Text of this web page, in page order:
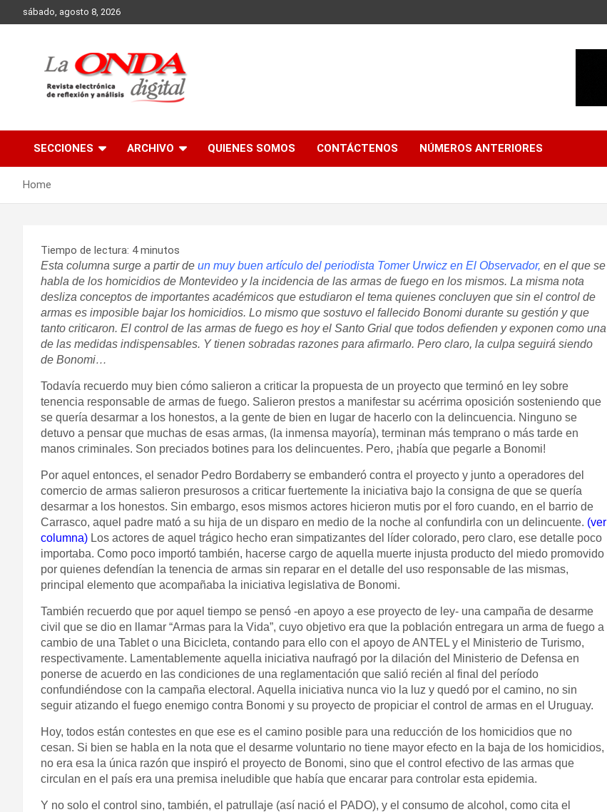
to
sábado, agosto 8, 2026
SECCIONES ARCHIVO QUIENES SOMOS CONTÁCTENOS NÚMEROS ANTERIORES
Home
Tiempo de lectura: 4 minutos
Esta columna surge a partir de un muy buen artículo del periodista Tomer Urwicz en El Observador, en el que se
habla de los homicidios de Montevideo y la incidencia de las armas de fuego en los mismos. La misma nota
desliza conceptos de importantes académicos que estudiaron el tema quienes concluyen que sin el control de
armas es imposible bajar los homicidios. Lo mismo que sostuvo el fallecido Bonomi durante su gestión y que
tanto criticaron. El control de las armas de fuego es hoyel Santo Grial que todos defienden y exponen como una
de las medidas indispensables. Y tienen sobradas razones para afirmarlo. Pero claro, la culpa seguirá siendo
de Bonomi…
Todavía recuerdo muy bien cómo salieron a criticar la propuesta de un proyecto que terminó en ley sobre
tenencia responsable de armas de fuego. Salieron prestos a manifestar su acérrima oposición sosteniendo que
se quería desarmar a los honestos, a la gente de bien en lugar de hacerlo con la delincuencia. Ninguno se
detuvo a pensar que muchas de esas armas, (la inmensa mayoría), terminan más temprano o más tarde en
manos criminales. Son preciados botines para los delincuentes. Pero, ¡había que pegarle a Bonomi!
Por aquel entonces, el senador Pedro Bordaberry se embanderó contra el proyecto y junto a operadores del
comercio de armas salieron presurosos a criticar fuertemente la iniciativa bajo la consigna de que se quería
desarmar a los honestos. Sin embargo, esos mismos actores hicieron mutis por el foro cuando, en el barrio de
Carrasco, aquel padre mató a su hija de un disparo en medio de la noche al confundirla con un delincuente. (ver
columna) Los actores de aquel trágico hecho eran simpatizantes del líder colorado, pero claro, ese detalle poco
importaba. Como poco importó también, hacerse cargo de aquella muerte injusta producto del miedo promovido
por quienes defendían la tenencia de armas sin reparar en el detalle del uso responsable de las mismas,
principal elemento que acompañaba la iniciativa legislativa de Bonomi.
También recuerdo que por aquel tiempo se pensó -en apoyo a ese proyecto de ley- una campaña de desarme
civil que se dio en llamar “Armas para la Vida”, cuyo objetivo era que la población entregara un arma de fuego a
cambio de una Tablet o una Bicicleta, contando para ello con el apoyo de ANTEL y el Ministerio de Turismo,
respectivamente. Lamentablemente aquella iniciativa naufragó por la dilación del Ministerio de Defensa en
ponerse de acuerdo en las condiciones de una reglamentación que salió recién al final del período
confundiéndose con la campaña electoral. Aquella iniciativa nunca vio la luz y quedó por el camino, no sin
seguir atizando el fuego enemigo contra Bonomi y su proyecto de propiciar el control de armas en el Uruguay.
Hoy, todos están contestes en que ese es el camino posible para una reducción de los homicidios que no
cesan. Si bien se habla en la nota que el desarme voluntario no tiene mayor efecto en la baja de los homicidios,
no era esa la única razón que inspiró el proyecto de Bonomi, sino que el control efectivo de las armas que
circulan en el país era una premisa ineludible que había que encarar para controlar esta epidemia.
Y no solo el control sino, también, el patrullaje (así nació el PADO), y el consumo de alcohol, como cita el